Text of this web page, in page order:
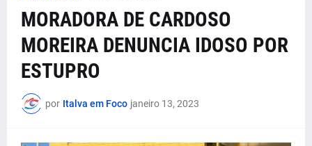
MORADORA DE CARDOSO
MOREIRA DENUNCIA IDOSO POR
ESTUPRO
por Italva em Foco janeiro 13, 2023